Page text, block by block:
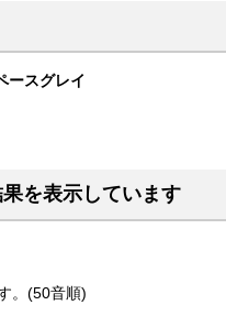
ースグレイ
を表示しています
。(50音順)